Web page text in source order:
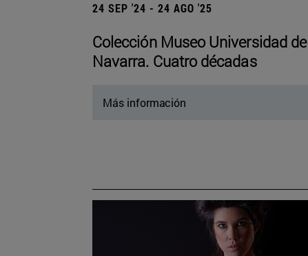
24 SEP '24 - 24 AGO '25
Colección Museo Universidad de
Navarra. Cuatro décadas
Más información